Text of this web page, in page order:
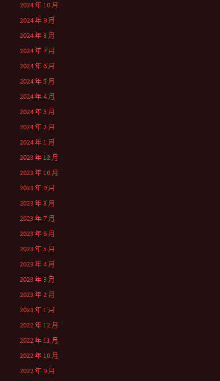
2024 年 10 月
2024 年 9 月
2024 年 8 月
2024 年 7 月
2024 年 6 月
2024 年 5 月
2024 年 4 月
2024 年 3 月
2024 年 2 月
2024 年 1 月
2023 年 12 月
2023 年 10 月
2023 年 9 月
2023 年 8 月
2023 年 7 月
2023 年 6 月
2023 年 5 月
2023 年 4 月
2023 年 3 月
2023 年 2 月
2023 年 1 月
2022 年 12 月
2022 年 11 月
2022 年 10 月
2022 年 9 月